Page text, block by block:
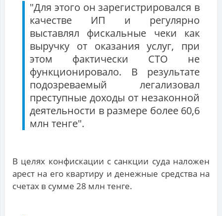
"Для этого он зарегистрировался в
качестве ИП и регулярно
выставлял фискальные чеки как
выручку от оказания услуг, при
этом фактически СТО не
функционировало. В результате
подозреваемый легализовал
преступные доходы от незаконной
деятельности в размере более 60,6
млн тенге".
В целях конфискации с санкции суда наложен
арест на его квартиру и денежные средства на
счетах в сумме 28 млн тенге.